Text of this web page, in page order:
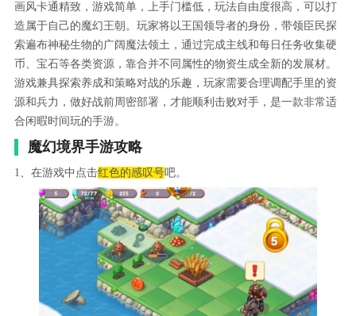
画风卡通精致，游戏简单，上手门槛低，玩法自由度很高，可以打
造属于自己的魔幻王朝。玩家将以王国领导者的身份，带领臣民探
索遍布神秘生物的广阔魔法领土，通过完成主线和每日任务收集硬
币、宝石等各类资源，靠合并不同属性的物资生成全新的发展材。
游戏兼具探索养成和策略对战的乐趣，玩家需要合理调配手里的资
源和兵力，做好战前周密部署，才能顺利击败对手，是一款非常适
合闲暇时间玩的手游。
魔幻境界手游攻略
1、在游戏中点击红色的感叹号吧。